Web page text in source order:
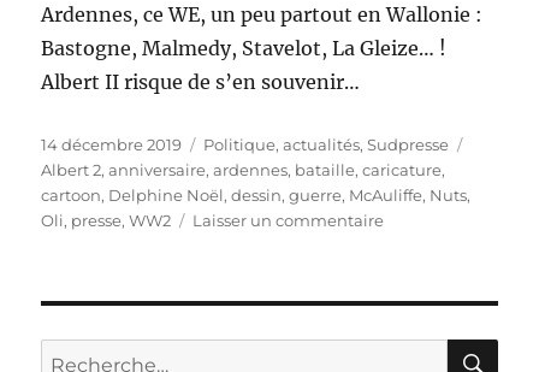
Ardennes, ce WE, un peu partout en Wallonie :
Bastogne, Malmedy, Stavelot, La Gleize… !
Albert II risque de s’en souvenir…
Publié
le
14 décembre 2019 Catégories
Politique, actualités,Sudpresse
Albert 2,anniversaire,ardennes, bataille,caricature,
cartoon, Delphine Noël,dessin,guerre, McAuliffe, Nuts,
Oli, presse,WW2 Laisser un commentairesur
!
Recherche